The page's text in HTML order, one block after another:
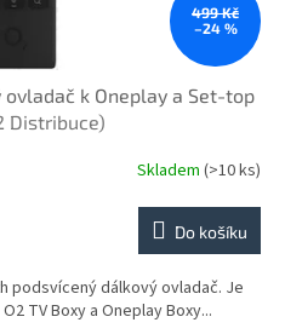
499 Kč
–24 %
ovladač k Oneplay a Set-top
Distribuce)
Skladem (>10 ks)
Do košíku
podsvícený dálkový ovladač. Je
TV Boxy a Oneplay Boxy...